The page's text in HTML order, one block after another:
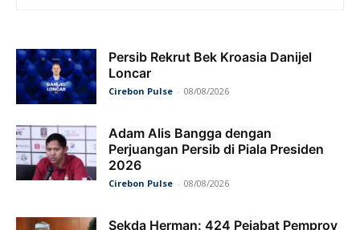
Persib Rekrut Bek Kroasia Danijel
Loncar
Cirebon Pulse - 08/08/2026
Adam Alis Bangga dengan
Perjuangan Persib di Piala Presiden
2026
Cirebon Pulse - 08/08/2026
Sekda Herman: 424 Pejabat Pemprov